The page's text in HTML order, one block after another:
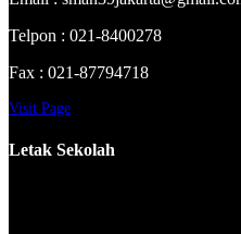
Telpon : 021-8400278
Fax : 021-87794718
Visit Page
Letak Sekolah